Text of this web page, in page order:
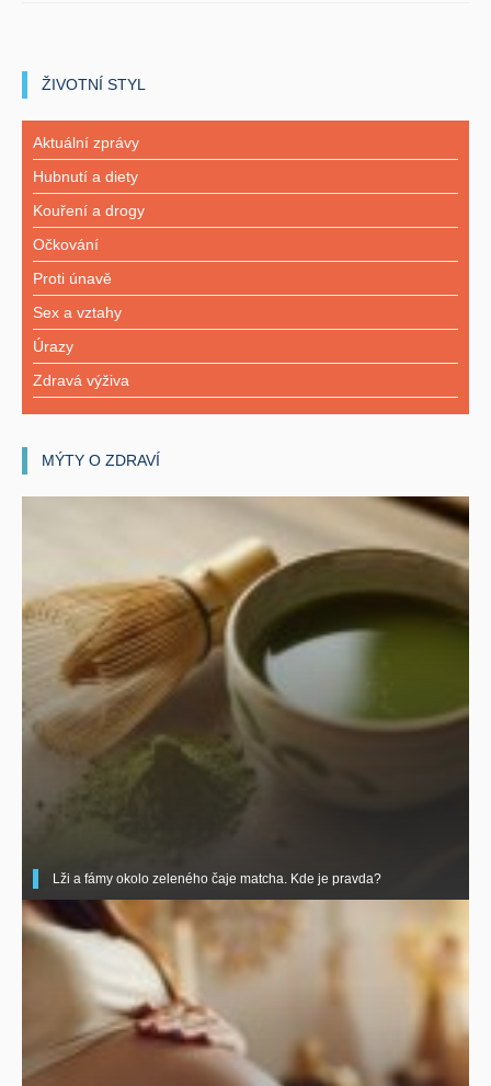
ŽIVOTNÍ STYL
Aktuální zprávy
Hubnutí a diety
Kouření a drogy
Očkování
Proti únavě
Sex a vztahy
Úrazy
Zdravá výživa
MÝTY O ZDRAVÍ
Lži a fámy okolo zeleného čaje matcha. Kde je pravda?